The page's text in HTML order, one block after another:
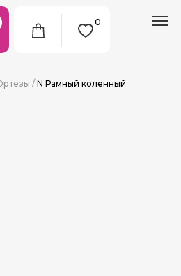
0
/ N Рамный коленный